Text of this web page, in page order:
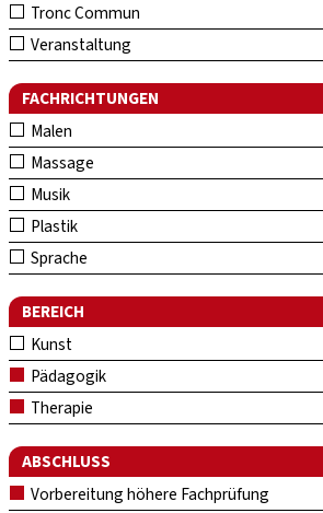
Tronc Commun
Veranstaltung
FACHRICHTUNGEN
Malen
Massage
Musik
Plastik
Sprache
BEREICH
Kunst
Pädagogik
Therapie
ABSCHLUSS
Vorbereitung höhere Fachprüfung